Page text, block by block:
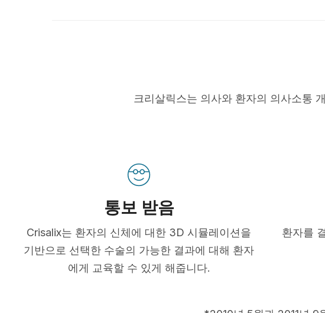
크리살릭스는 의사와 환자의 의사소통
통보 받음
Crisalix는 환자의 신체에 대한 3D 시뮬레이션을
기반으로 선택한 수술의 가능한 결과에 대해 환자
에게 교육할 수 있게 해줍니다.
환자를